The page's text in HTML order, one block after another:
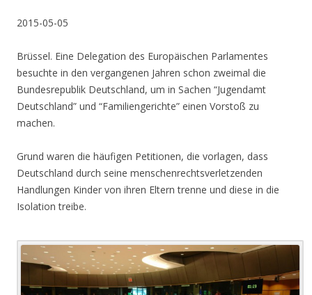
2015-05-05
Brüssel. Eine Delegation des Europäischen Parlamentes
besuchte in den vergangenen Jahren schon zweimal die
Bundesrepublik Deutschland, um in Sachen “Jugendamt
Deutschland” und “Familiengerichte” einen Vorstoß zu
machen.
Grund waren die häufigen Petitionen, die vorlagen, dass
Deutschland durch seine menschenrechtsverletzenden
Handlungen Kinder von ihren Eltern trenne und diese in die
Isolation treibe.